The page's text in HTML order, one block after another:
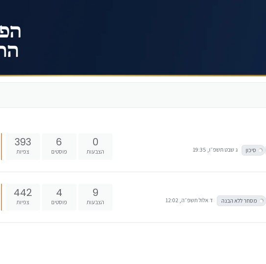
סיכון ג שבט תשפ״ו, 19:35
0
הצבעות
6
פוסטים
393
צפיות
מסחר ללא הבנה
ד אלול תשפ״ה, 12:02
9
הצבעות
4
פוסטים
442
צפיות